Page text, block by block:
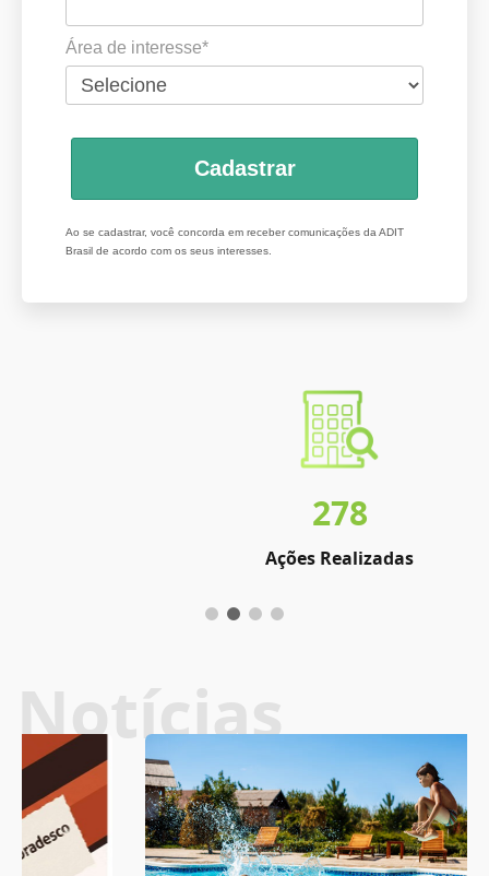
Área de interesse*
Cadastrar
Ao se cadastrar, você concorda em receber comunicações da ADIT
Brasil de acordo com os seus interesses.
Ações Realizadas
Notícias